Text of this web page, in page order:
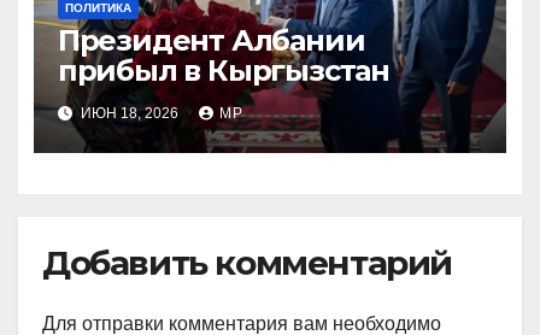
ПОЛИТИКА
Президент Албании
прибыл в Кыргызстан
ИЮН 18, 2026 MP
Добавить комментарий
Для отправки комментария вам необходимо